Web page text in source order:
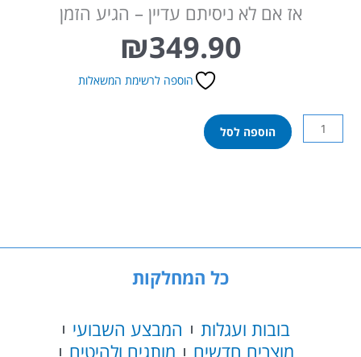
אז אם לא ניסיתם עדיין – הגיע הזמן
₪349.90
הוספה לרשימת המשאלות
כמות
של
דריפט
הוספה לסל
כל המחלקות
בובות ועגלות
המבצע השבועי
מוצרים חדשים
מותגים ולהיטים